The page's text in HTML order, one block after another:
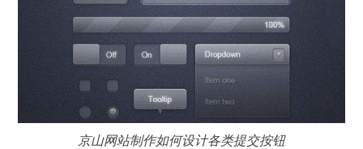
京山网站制作如何设计各类提交按钮